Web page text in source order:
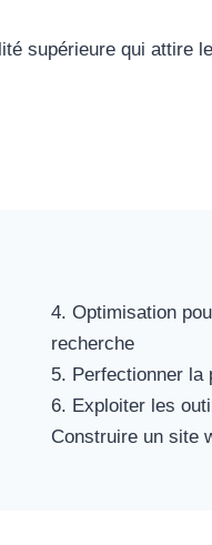
4. Optimisation
recherche
5. Perfectionner la
6. Exploiter les
Construire un site